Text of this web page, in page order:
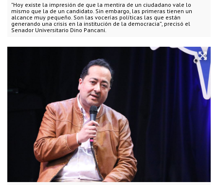
"Hoy existe la impresión de que la mentira de un ciudadano vale lo
mismo que la de un candidato. Sin embargo, las primeras tienen un
alcance muy pequeño. Son las vocerías políticas las que están
generando una crisis en la institución de la democracia”, precisó el
Senador Universitario Dino Pancani.